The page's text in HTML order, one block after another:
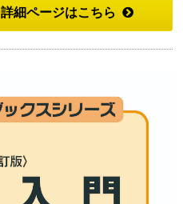
詳細ページはこちら